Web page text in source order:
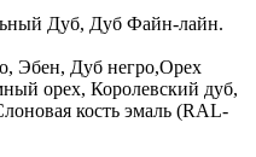
Дуб, Дуб Файн-лайн.
Эбен, Дуб негро,Орех
орех, Королевский дуб,
кость эмаль (RAL-